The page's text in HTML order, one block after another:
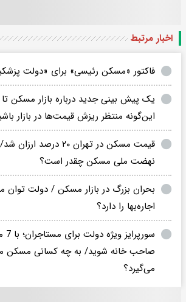
اخبار مرتبط
فاکتور «مسکن رئیسی» برای «دولت
یک پیش بینی جدید درباره بازار مسکن تا
این‌گونه منتظر ریزش قیمت‌ها در بازار
قیمت مسکن در تهران ۲۰
نهضت ملی مسکن چقدر است؟
بحران بزرگ در بازار مسکن / دولت توان
اجاره‌بها را دارد؟
صاحب خانه شوید/ به چه کسانی مسکن
می‌گیرد؟​